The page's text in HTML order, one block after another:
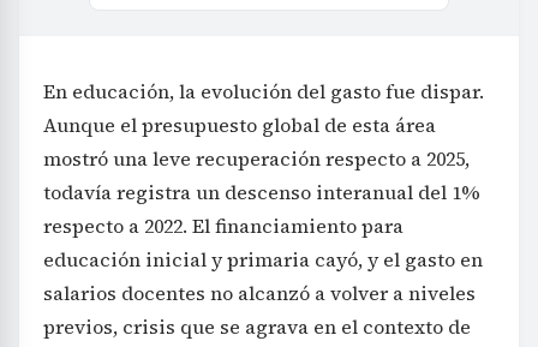
En educación, la evolución del gasto fue dispar.
Aunque el presupuesto global de esta área
mostró una leve recuperación respecto a 2025,
todavía registra un descenso interanual del 1%
respecto a 2022. El financiamiento para
educación inicial y primaria cayó, y el gasto en
salarios docentes no alcanzó a volver a niveles
previos, crisis que se agrava en el contexto de